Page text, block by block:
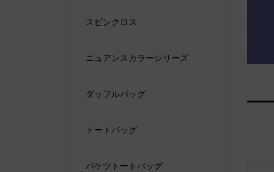
スピンクロス
ニュアンスカラーシリーズ
ダッフルバッグ
トートバッグ
バケツトートバッグ